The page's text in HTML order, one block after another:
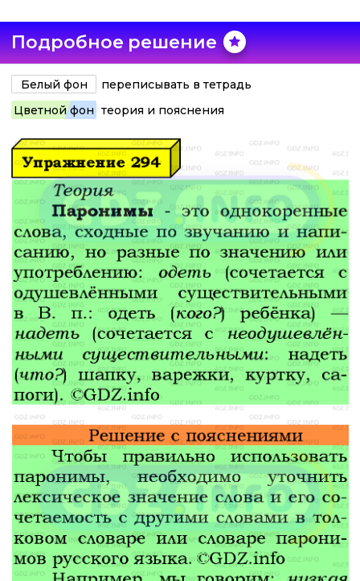
Подробное решение
Белый фон
переписывать в тетрадь
Цветной фон теория и пояснения